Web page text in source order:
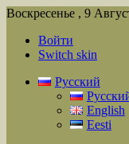
Воскресенье , 9
Войти
Switch skin
Русский
English
Eesti